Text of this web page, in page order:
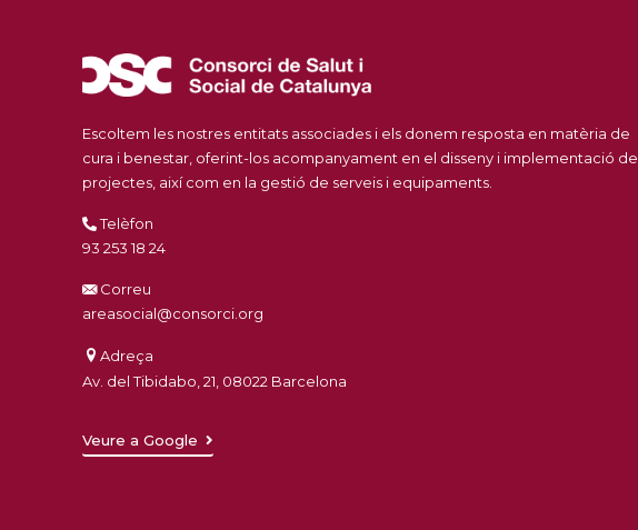
Escoltem les nostres entitats associades i els donem resposta en matèria de
cura i benestar, oferint-los acompanyament en el disseny i implementació de
projectes, així com en la gestió de serveis i equipaments.
Telèfon
93 253 18 24
Correu
areasocial@consorci.org
Adreça
Av. del Tibidabo, 21, 08022 Barcelona
Veure a Google